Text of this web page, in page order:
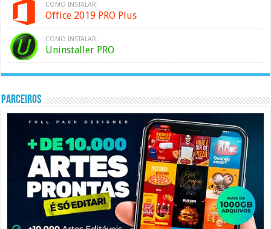
COMO INSTALAR:
Office 2019 PRO Plus
COMO INSTALAR:
Uninstaller PRO
PARCEIROS